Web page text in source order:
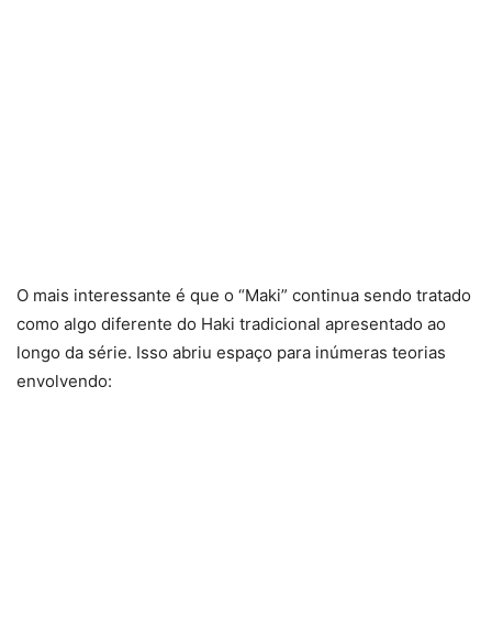
O mais interessante é que o “Maki” continua sendo tratado
como algo diferente do Haki tradicional apresentado ao
longo da série. Isso abriu espaço para inúmeras teorias
envolvendo: